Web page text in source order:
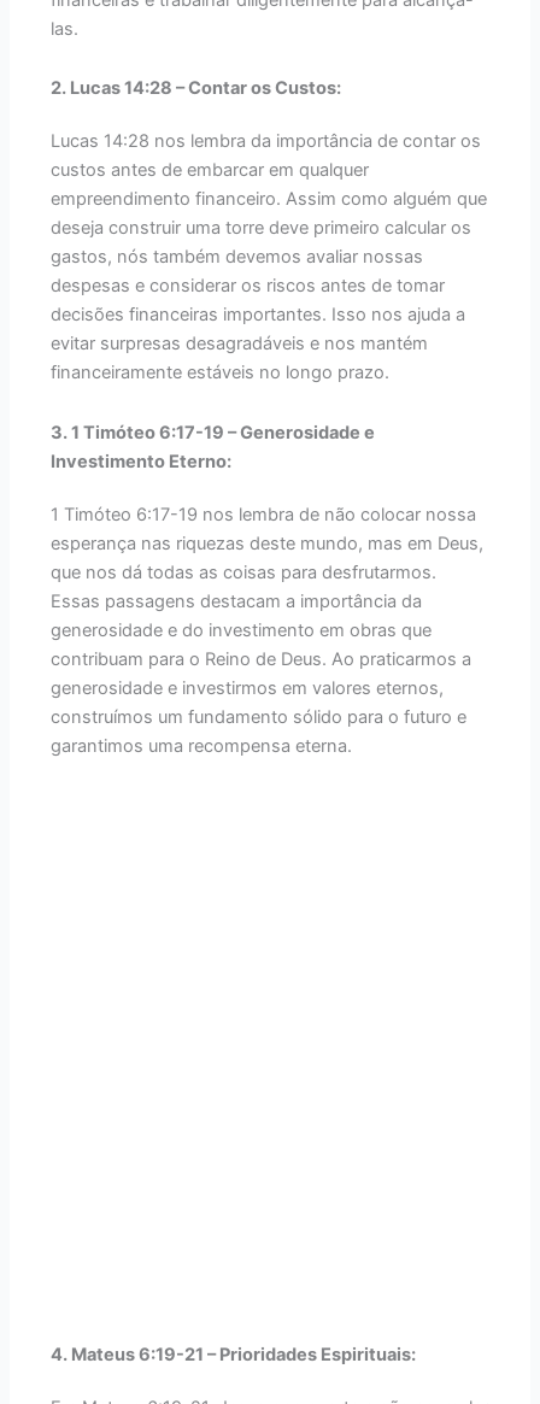
las.
2. Lucas 14:28 – Contar os Custos:
Lucas 14:28 nos lembra da importância de contar os
custos antes de embarcar em qualquer
empreendimento financeiro. Assim como alguém que
deseja construir uma torre deve primeiro calcular os
gastos, nós também devemos avaliar nossas
despesas e considerar os riscos antes de tomar
decisões financeiras importantes. Isso nos ajuda a
evitar surpresas desagradáveis e nos mantém
financeiramente estáveis no longo prazo.
3. 1 Timóteo 6:17-19 – Generosidade e
Investimento Eterno:
1 Timóteo 6:17-19 nos lembra de não colocar nossa
esperança nas riquezas deste mundo, mas em Deus,
que nos dá todas as coisas para desfrutarmos.
Essas passagens destacam a importância da
generosidade e do investimento em obras que
contribuam para o Reino de Deus. Ao praticarmos a
generosidade e investirmos em valores eternos,
construímos um fundamento sólido para o futuro e
garantimos uma recompensa eterna.
4. Mateus 6:19-21 – Prioridades Espirituais: